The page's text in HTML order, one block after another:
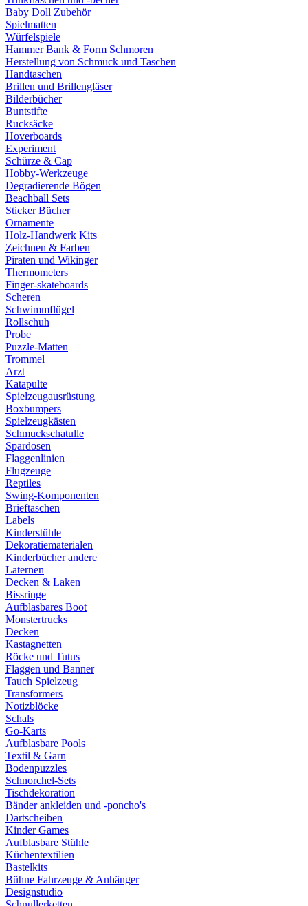
Baby Doll Zubehör
Spielmatten
Würfelspiele
Hammer Bank & Form Schmoren
Herstellung von Schmuck und Taschen
Handtaschen
Brillen und Brillengläser
Bilderbücher
Buntstifte
Rucksäcke
Hoverboards
Experiment
Schürze & Cap
Hobby-Werkzeuge
Degradierende Bögen
Beachball Sets
Sticker Bücher
Ornamente
Holz-Handwerk Kits
Zeichnen & Farben
Piraten und Wikinger
Thermometers
Finger-skateboards
Scheren
Schwimmflügel
Rollschuh
Probe
Puzzle-Matten
Trommel
Arzt
Katapulte
Spielzeugausrüstung
Boxbumpers
Spielzeugkästen
Schmuckschatulle
Spardosen
Flaggenlinien
Flugzeuge
Reptiles
Swing-Komponenten
Brieftaschen
Labels
Kinderstühle
Dekoratiematerialen
Kinderbücher andere
Laternen
Decken & Laken
Bissringe
Aufblasbares Boot
Monstertrucks
Decken
Kastagnetten
Röcke und Tutus
Flaggen und Banner
Tauch Spielzeug
Transformers
Notizblöcke
Schals
Go-Karts
Aufblasbare Pools
Textil & Garn
Bodenpuzzles
Schnorchel-Sets
Tischdekoration
Bänder ankleiden und -poncho's
Dartscheiben
Kinder Games
Aufblasbare Stühle
Küchentextilien
Bastelkits
Bühne Fahrzeuge & Anhänger
Designstudio